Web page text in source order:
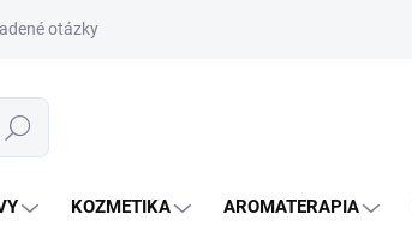
otázky
Hľadať
KOZMETIKA AROMATERAPIA